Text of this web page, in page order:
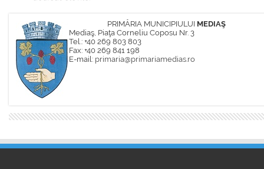
PRIMĂRIA MUNICIPIULUI MEDIAŞ
Mediaş, Piaţa Corneliu Coposu Nr. 3
Tel.: +40 269 803 803
Fax: +40 269 841 198
E-mail: primaria@primariamedias.ro